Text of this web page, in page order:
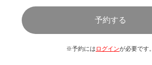
※予約には ログインが必要です。